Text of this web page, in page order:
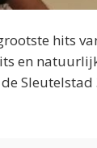
hits
en
Sleutelstad